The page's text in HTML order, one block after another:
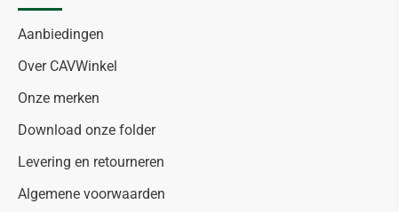
Aanbiedingen
Over CAVWinkel
Onze merken
Download onze folder
Levering en retourneren
Algemene voorwaarden